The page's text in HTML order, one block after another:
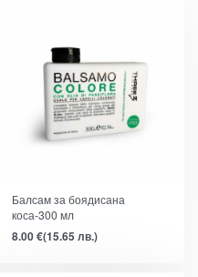
Балсам за боядисана
коса-300 мл
8.00€(15.65 лв.)